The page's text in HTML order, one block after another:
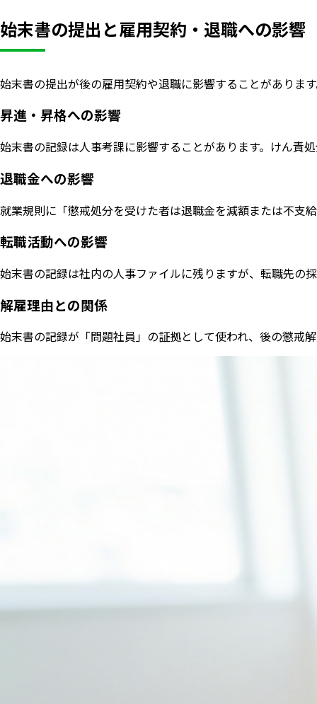
始末書の提出と雇用契約・退職への影響
始末書の提出が後の雇用契約や退職に影響することがありま
昇進・昇格への影響
始末書の記録は人事考課に影響することがあります。けん責
退職金への影響
就業規則に「懲戒処分を受けた者は退職金を減額または不支
転職活動への影響
始末書の記録は社内の人事ファイルに残りますが、転職先の
解雇理由との関係
始末書の記録が「問題社員」の証拠として使われ、後の懲戒